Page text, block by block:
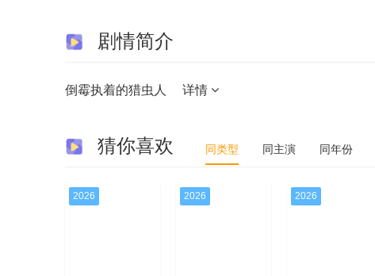
剧情简介
倒霉执着的猎虫人 详情
猜你喜欢 同类型 同主演 同年份
2026 2026 2026